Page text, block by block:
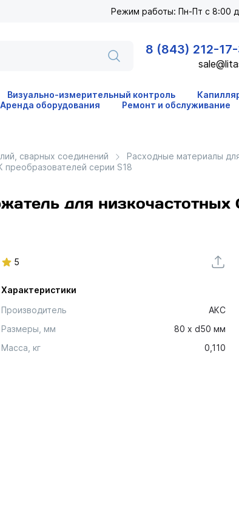
Режим работы: Пн-Пт с 8:00
8 (843) 212-
Визуально-измерительный контроль
Аренда оборудования Ремонт и обслуживание
сварных соединений
Расходные материалы
серии S18
для низкочастотных
5
Характеристики
Производитель
АКС
Размеры, мм
80 х d50 мм
Масса, кг
0,110